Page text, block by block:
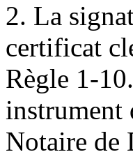
2. La
certificat
Règle 1-
instrument
Notaire de